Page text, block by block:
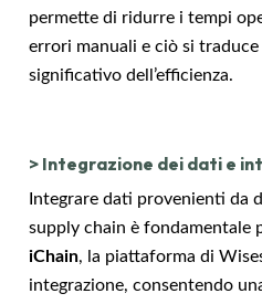
permette di ridurre i tempi
errori manuali e ciò si
significativo dell’efficienza.
> Integrazione dei dati e
Integrare dati provenienti da
supply chain è fondamentale
iChain, la piattaforma di
integrazione, consentendo